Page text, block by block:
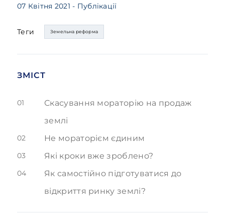
07 Квітня 2021 - Публікації
Теги Земельна реформа
ЗМІСТ
01
Скасування мораторію на продаж
землі
02 Не мораторієм єдиним
03 Які кроки вже зроблено?
04
Як самостійно підготуватися до
відкриття ринку землі?